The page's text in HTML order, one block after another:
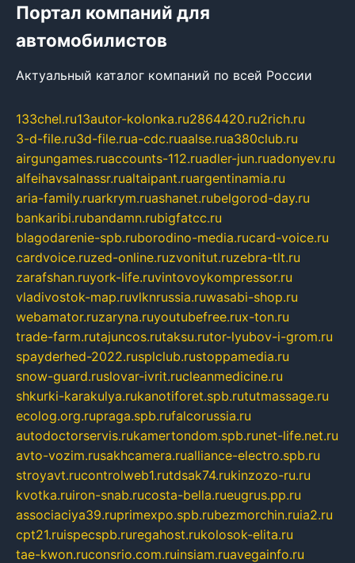
Портал компаний для
автомобилистов
Актуальный каталог компаний по всей России
133chel.ru13autor-kolonka.ru2864420.ru2rich.ru
3-d-file.ru3d-file.rua-cdc.ruaalse.rua380club.ru
airgungames.ruaccounts-112.ruadler-jun.ruadonyev.ru
alfeihavsalnassr.rualtaipant.ruargentinamia.ru
aria-family.ruarkrym.ruashanet.rubelgorod-day.ru
bankaribi.rubandamn.rubigfatcc.ru
blagodarenie-spb.ruborodino-media.rucard-voice.ru
cardvoice.ruzed-online.ruzvonitut.ruzebra-tlt.ru
zarafshan.ruyork-life.ruvintovoykompressor.ru
vladivostok-map.ruvlknrussia.ruwasabi-shop.ru
webamator.ruzaryna.ruyoutubefree.rux-ton.ru
trade-farm.rutajuncos.rutaksu.rutor-lyubov-i-grom.ru
spayderhed-2022.rusplclub.rustoppamedia.ru
snow-guard.ruslovar-ivrit.rucleanmedicine.ru
shkurki-karakulya.rukanotiforet.spb.rututmassage.ru
ecolog.org.rupraga.spb.rufalcorussia.ru
autodoctorservis.rukamertondom.spb.runet-life.net.ru
avto-vozim.rusakhcamera.rualliance-electro.spb.ru
stroyavt.rucontrolweb1.rutdsak74.rukinzozo-ru.ru
kvotka.ruiron-snab.rucosta-bella.rueugrus.pp.ru
associaciya39.ruprimexpo.spb.rubezmorchin.ruia2.ru
cpt21.ruispecspb.ruregahost.rukolosok-elita.ru
tae-kwon.ruconsrio.com.ruinsiam.ruavegainfo.ru